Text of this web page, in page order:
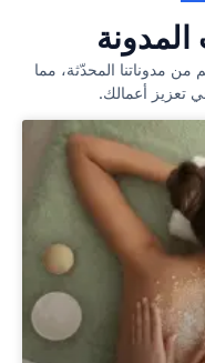
مدوناتنا المحدّثة، مما
تعزيز أعمالك.